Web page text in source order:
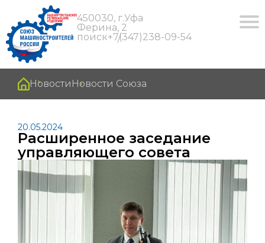
450030, г.Уфа
Ферина, 2
поиск+7(347)238-09-54
Новости Новости Союза
20.05.2024
Расширенное заседание
управляющего совета